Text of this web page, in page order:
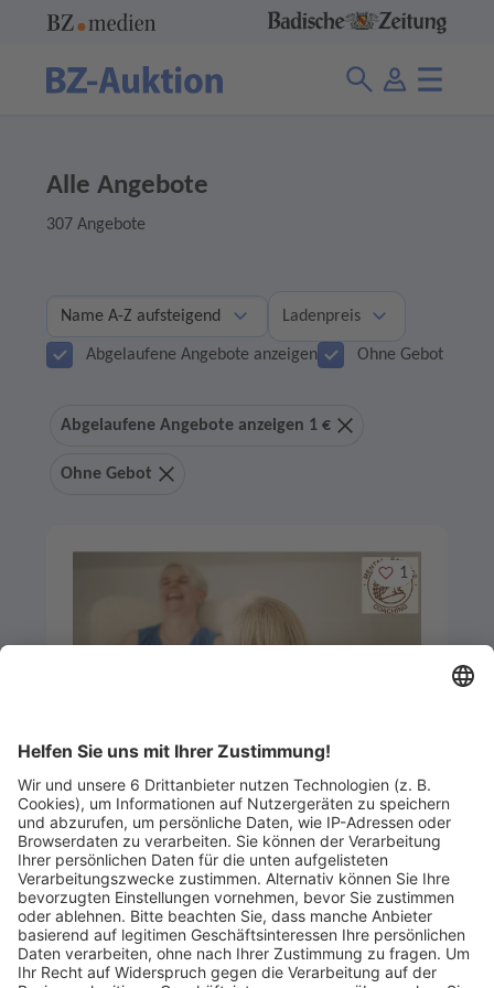
Alle Angebote
307 Angebote
Ladenpreis
Abgelaufene Angebote anzeigen Ohne Gebot
Abgelaufene Angebote anzeigen 1 €
Ohne Gebot
Merken
1
Artikel-ID: 3744 0
295,- € Gutschein Hypnose-Coaching
Einzelsitzung à 90-120 Minuten
Praxis für Mentale Balance